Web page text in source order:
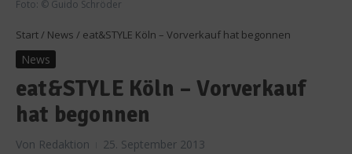
Foto: © Guido Schröder
Start / News / eat&STYLE Köln – Vorverkauf hat begonnen
News
eat&STYLE Köln – Vorverkauf
hat begonnen
Von Redaktion 25. September 2013